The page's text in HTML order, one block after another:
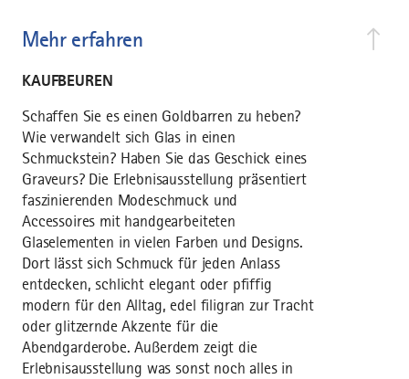
Mehr erfahren
KAUFBEUREN
Schaffen Sie es einen Goldbarren zu heben?
Wie verwandelt sich Glas in einen
Schmuckstein? Haben Sie das Geschick eines
Graveurs? Die Erlebnisausstellung präsentiert
faszinierenden Modeschmuck und
Accessoires mit handgearbeiteten
Glaselementen in vielen Farben und Designs.
Dort lässt sich Schmuck für jeden Anlass
entdecken, schlicht elegant oder pfiffig
modern für den Alltag, edel filigran zur Tracht
oder glitzernde Akzente für die
Abendgarderobe. Außerdem zeigt die
Erlebnisausstellung was sonst noch alles in